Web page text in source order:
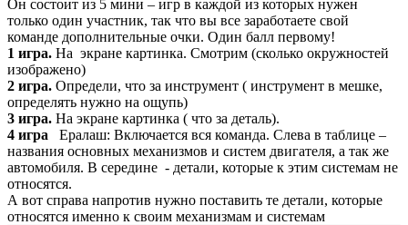
Он состоит из 5 мини – игр в каждой из которых нужен
только один участник, так что вы все заработаете свой
команде дополнительные очки. Один балл первому!
1 игра. На экране картинка. Смотрим (сколько окружностей
изображено)
2 игра. Определи, что за инструмент ( инструмент в мешке,
определять нужно на ощупь)
3 игра. На экране картинка ( что за деталь).
4 игра
Ералаш: Включается вся команда. Слева в таблице –
названия основных механизмов и систем двигателя, а так же
автомобиля. В середине - детали, которые к этим системам не
относятся.
А вот справа напротив нужно поставить те детали, которые
относятся именно к своим механизмам и системам